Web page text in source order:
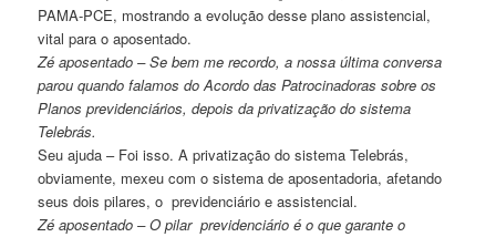
PAMA-PCE, mostrando a evolução desse plano assistencial,
vital para o aposentado.
Zé aposentado – Se bem me recordo, a nossa última conversa
parou quando falamos do Acordo das Patrocinadoras sobre os
Planos previdenciários, depois da privatização do sistema
Telebrás.
Seu ajuda – Foi isso. A privatização do sistema Telebrás,
obviamente, mexeu com o sistema de aposentadoria, afetando
seus dois pilares, o previdenciário e assistencial.
Zé aposentado – O pilar previdenciário é o que garante o